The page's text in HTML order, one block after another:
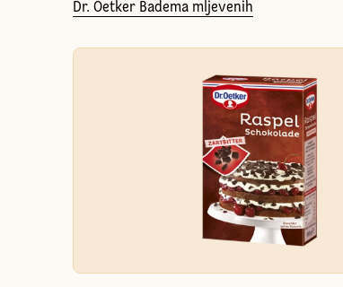
Dr. Oetker Badema mljevenih